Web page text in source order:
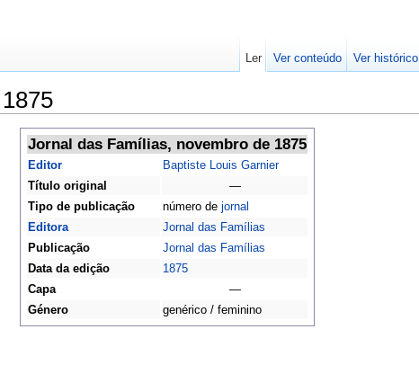
Jornal das Famílias, novembro de 1875
Editor
Baptiste Louis Garnier
Título original
—
Tipo de publicação
número de jornal
Editora
Jornal das Famílias
Publicação
Jornal das Famílias
Data da edição
1875
Capa
—
Género
genérico / feminino
Ler Ver conteúdo Ver histórico